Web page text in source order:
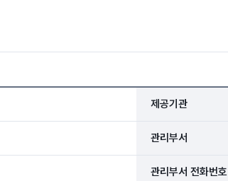
제공기관
관리부서
관리부서 전화번호